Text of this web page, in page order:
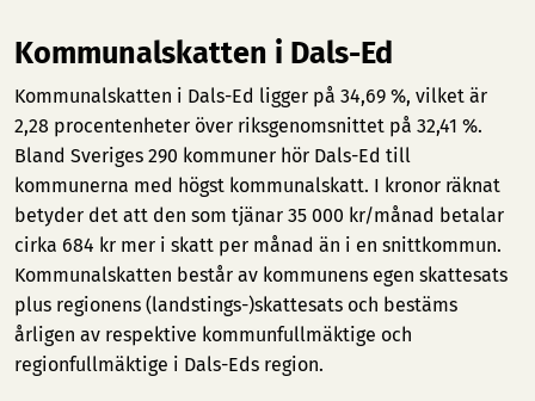
Kommunalskatten i Dals-Ed
Kommunalskatten i Dals-Ed ligger på 34,69 %, vilket är
2,28 procentenheter över riksgenomsnittet på 32,41 %.
Bland Sveriges 290 kommuner hör Dals-Ed till
kommunerna med högst kommunalskatt. I kronor räknat
betyder det att den som tjänar 35 000 kr/månad betalar
cirka 684 kr mer i skatt per månad än i en snittkommun.
Kommunalskatten består av kommunens egen skattesats
plus regionens (landstings-)skattesats och bestäms
årligen av respektive kommunfullmäktige och
regionfullmäktige i Dals-Eds region.